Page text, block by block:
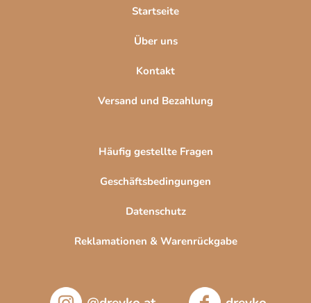
Startseite
Über uns
Kontakt
Versand und Bezahlung
Häufig gestellte Fragen
Geschäftsbedingungen
Datenschutz
Reklamationen & Warenrückgabe